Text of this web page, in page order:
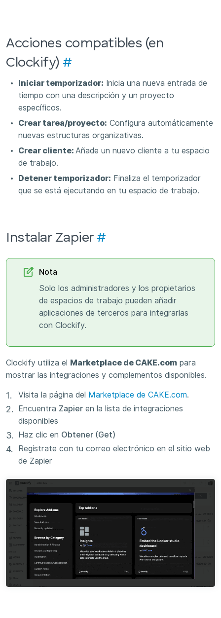
Acciones compatibles (en
Clockify) #
Iniciar temporizador: Inicia una nueva entrada de
tiempo con una descripción y un proyecto
específicos.
Crear tarea/proyecto: Configura automáticamente
nuevas estructuras organizativas.
Crear cliente: Añade un nuevo cliente a tu espacio
de trabajo.
Detener temporizador: Finaliza el temporizador
que se está ejecutando en tu espacio de trabajo.
Instalar Zapier #
Nota
Solo los administradores y los propietarios
de espacios de trabajo pueden añadir
aplicaciones de terceros para integrarlas
con Clockify.
Clockify utiliza el Marketplace de CAKE.com para
mostrar las integraciones y complementos disponibles.
Visita la página del Marketplace de CAKE.com.
Encuentra Zapier en la lista de integraciones
disponibles
Haz clic en Obtener (Get)
Regístrate con tu correo electrónico en el sitio web
de Zapier